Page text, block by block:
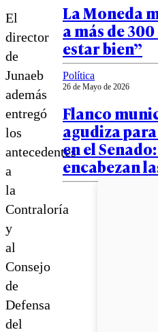
El
director
de
Junaeb
además
entregó
los
antecedentes
a
la
Contraloría
y
al
Consejo
de
Defensa
del
La Moneda
a más de
estar bien”
Política
26 de Mayo de 2026
Flanco
agudiza
en el
encabezan